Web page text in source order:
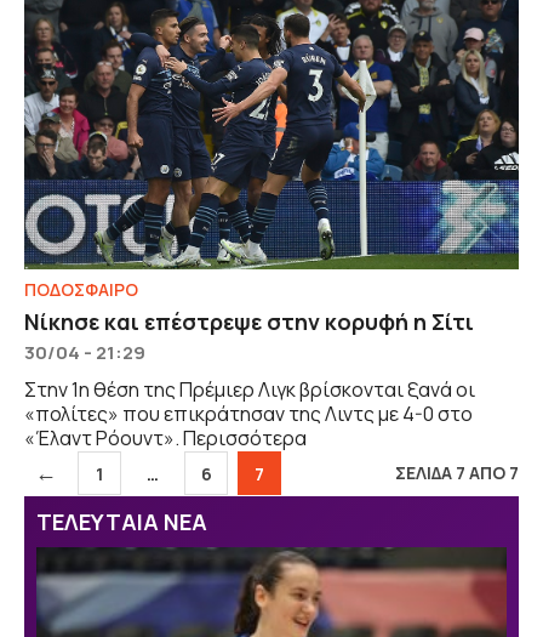
ΠΟΔΟΣΦΑΙΡΟ
Νίκησε και επέστρεψε στην κορυφή η Σίτι
30/04 - 21:29
Στην 1η θέση της Πρέμιερ Λιγκ βρίσκονται ξανά οι
«πολίτες» που επικράτησαν της Λιντς με 4-0 στο
«Έλαντ Ρόουντ». Περισσότερα
← Σελίδα
1 … Σελίδα
6 Σελίδα
7 ΣΕΛΙΔΑ 7 ΑΠΟ 7
ΤΕΛΕΥΤΑΙΑ ΝΕΑ